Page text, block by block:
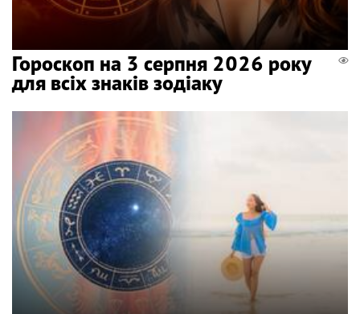
Гороскоп на 3 серпня 2026 року
для всіх знаків зодіаку